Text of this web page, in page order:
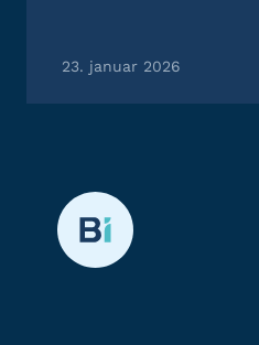
23. januar 2026